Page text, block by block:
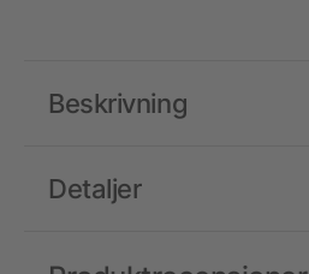
Detaljer
Beskrivning